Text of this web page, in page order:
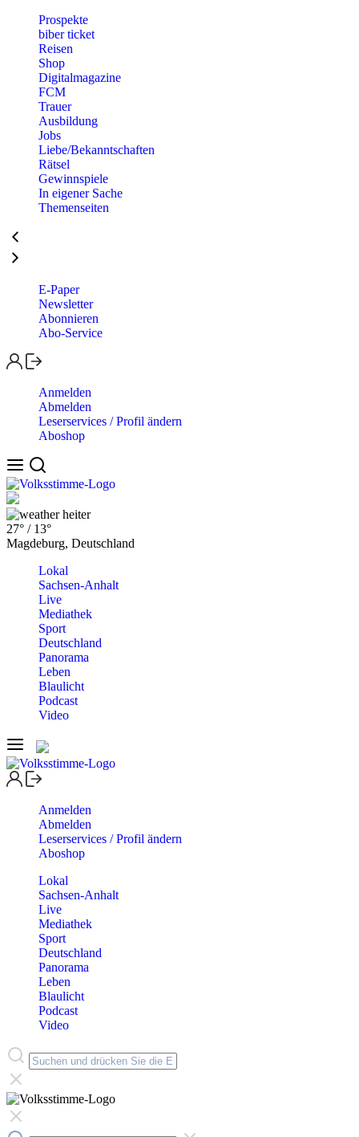
Prospekte
biber ticket
Reisen
Shop
Digitalmagazine
FCM
Trauer
Ausbildung
Jobs
Liebe/Bekanntschaften
Rätsel
Gewinnspiele
In eigener Sache
Themenseiten
E-Paper
Newsletter
Abonnieren
Abo-Service
Anmelden
Abmelden
Leserservices / Profil ändern
Aboshop
heiter
27° / 13°
Magdeburg, Deutschland
Lokal
Sachsen-Anhalt
Live
Mediathek
Sport
Deutschland
Panorama
Leben
Blaulicht
Podcast
Video
Anmelden
Abmelden
Leserservices / Profil ändern
Aboshop
Lokal
Sachsen-Anhalt
Live
Mediathek
Sport
Deutschland
Panorama
Leben
Blaulicht
Podcast
Video